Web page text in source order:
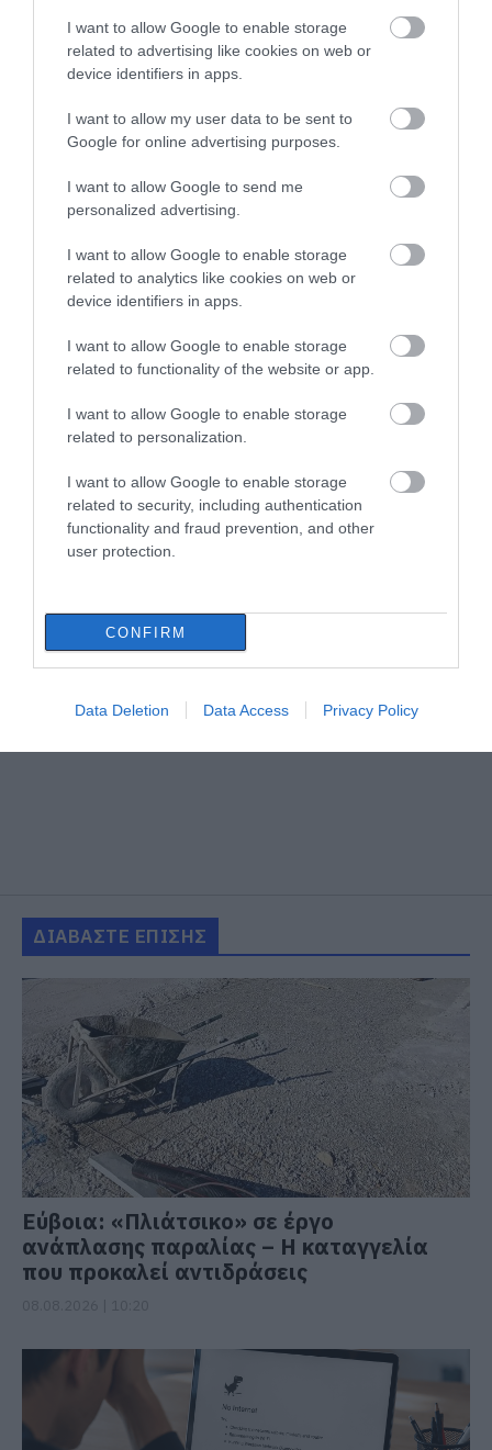
I want to allow Google to enable storage
related to advertising like cookies on web or
device identifiers in apps.
I want to allow my user data to be sent to
Google for online advertising purposes.
I want to allow Google to send me
personalized advertising.
I want to allow Google to enable storage
related to analytics like cookies on web or
device identifiers in apps.
I want to allow Google to enable storage
related to functionality of the website or app.
I want to allow Google to enable storage
related to personalization.
I want to allow Google to enable storage
related to security, including authentication
functionality and fraud prevention, and other
user protection.
CONFIRM
Data Deletion Data Access Privacy Policy
ΔΙΑΒΑΣΤΕ ΕΠΙΣΗΣ
Εύβοια: «Πλιάτσικο» σε έργο
ανάπλασης παραλίας – Η καταγγελία
που προκαλεί αντιδράσεις